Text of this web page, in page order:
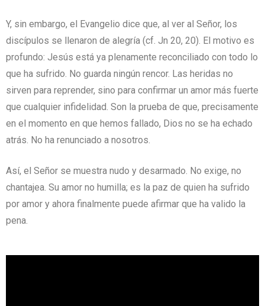
Y, sin embargo, el Evangelio dice que, al ver al Señor, los
discípulos se llenaron de alegría (cf. Jn 20, 20). El motivo es
profundo: Jesús está ya plenamente reconciliado con todo lo
que ha sufrido. No guarda ningún rencor. Las heridas no
sirven para reprender, sino para confirmar un amor más fuerte
que cualquier infidelidad. Son la prueba de que, precisamente
en el momento en que hemos fallado, Dios no se ha echado
atrás. No ha renunciado a nosotros.
Así, el Señor se muestra nudo y desarmado. No exige, no
chantajea. Su amor no humilla; es la paz de quien ha sufrido
por amor y ahora finalmente puede afirmar que ha valido la
pena.